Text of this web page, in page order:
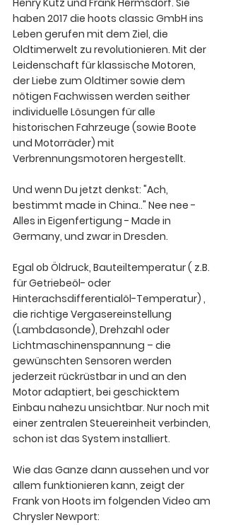
Henry Kutz und Frank Hermsdorf. Sie
haben 2017 die hoots classic GmbH ins
Leben gerufen mit dem Ziel, die
Oldtimerwelt zu revolutionieren. Mit der
Leidenschaft für klassische Motoren,
der Liebe zum Oldtimer sowie dem
nötigen Fachwissen werden seither
individuelle Lösungen für alle
historischen Fahrzeuge (sowie Boote
und Motorräder) mit
Verbrennungsmotoren hergestellt.
Und wenn Du jetzt denkst: "Ach,
bestimmt made in China.." Nee nee -
Alles in Eigenfertigung - Made in
Germany, und zwar in Dresden.
Egal ob Öldruck, Bauteiltemperatur ( z.B.
für Getriebeöl- oder
Hinterachsdifferentialöl-Temperatur) ,
die richtige Vergasereinstellung
(Lambdasonde), Drehzahl oder
Lichtmaschinenspannung – die
gewünschten Sensoren werden
jederzeit rückrüstbar in und an den
Motor adaptiert, bei geschicktem
Einbau nahezu unsichtbar. Nur noch mit
einer zentralen Steuereinheit verbinden,
schon ist das System installiert.
Wie das Ganze dann aussehen und vor
allem funktionieren kann, zeigt der
Frank von Hoots im folgenden Video am
Chrysler Newport: